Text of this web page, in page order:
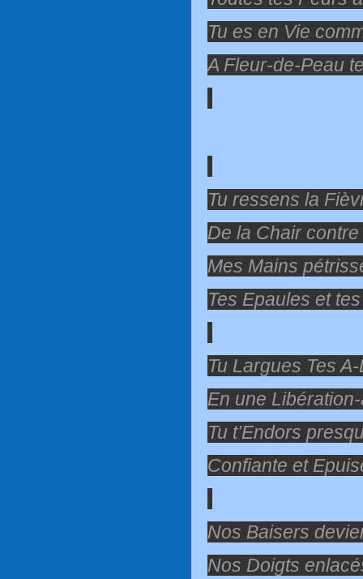
Tu es en Vie
A Fleur-de-Peau
Tu ressens la
De la Chair
Mes Mains
Tes Epaules et
Tu Largues Tes
En une
Tu t’Endors
Confiante et
Nos Baisers
Nos Doigts